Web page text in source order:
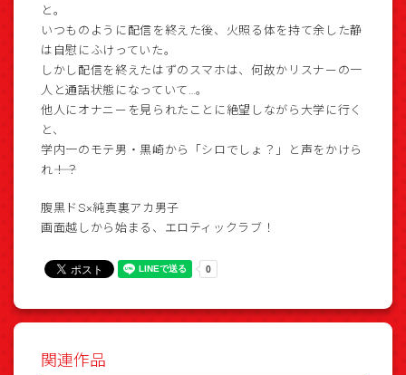
と。
いつものように配信を終えた後、火照る体を持て余した静
は自慰にふけっていた。
しかし配信を終えたはずのスマホは、何故かリスナーの一
人と通話状態になっていて…。
他人にオナニーを見られたことに絶望しながら大学に行く
と、
学内一のモテ男・黒崎から「シロでしょ？」と声をかけら
れ――！？
腹黒ドS×純真裏アカ男子
画面越しから始まる、エロティックラブ！
関連作品